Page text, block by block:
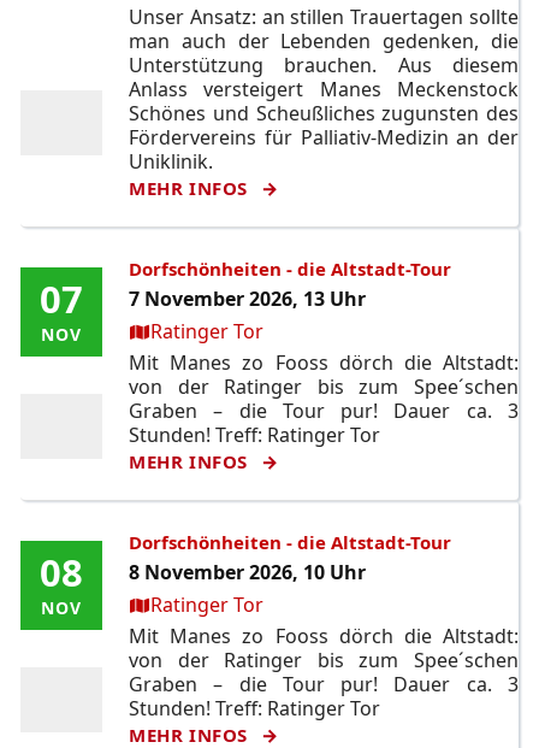
Unser Ansatz: an stillen Trauertagen sollte
man auch der Lebenden gedenken, die
Unterstützung brauchen. Aus diesem
Anlass versteigert Manes Meckenstock
Schönes und Scheußliches zugunsten des
Fördervereins für Palliativ-Medizin an der
Uniklinik.
MEHR INFOS
07
NOV
07
NOV
Dorfschönheiten - die Altstadt-Tour
7 November 2026, 13 Uhr
Ort:Ratinger Tor
Mit Manes zo Fooss dörch die Altstadt:
von der Ratinger bis zum Spee´schen
Graben – die Tour pur! Dauer ca. 3
Stunden! Treff: Ratinger Tor
MEHR INFOS
08
NOV
08
NOV
Dorfschönheiten - die Altstadt-Tour
8 November 2026, 10 Uhr
Ort:Ratinger Tor
Mit Manes zo Fooss dörch die Altstadt:
von der Ratinger bis zum Spee´schen
Graben – die Tour pur! Dauer ca. 3
Stunden! Treff: Ratinger Tor
MEHR INFOS